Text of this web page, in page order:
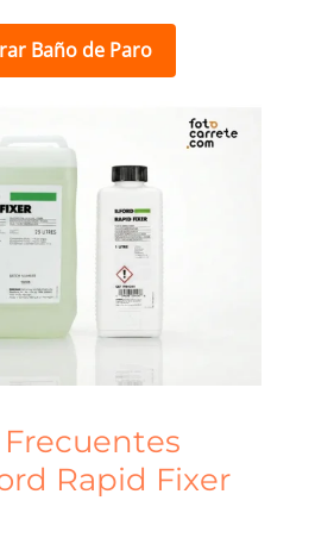
Baño de Paro
Rapid Fixer